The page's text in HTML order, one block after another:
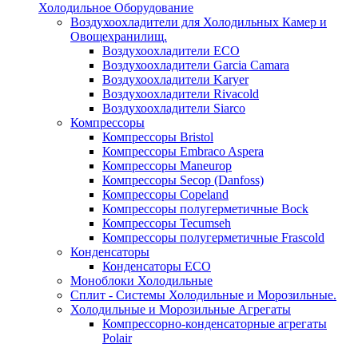
Холодильное Оборудование
Воздухоохладители для Холодильных Камер и
Овощехранилищ.
Воздухоохладители ECO
Воздухоохладители Garcia Camara
Воздухоохладители Karyer
Воздухоохладители Rivacold
Воздухоохладители Siarco
Компрессоры
Компрессоры Bristol
Компрессоры Embraco Aspera
Компрессоры Maneurop
Компрессоры Secop (Danfoss)
Компрессоры Copeland
Компрессоры полугерметичные Bock
Компрессоры Tecumseh
Компрессоры полугерметичные Frascold
Конденсаторы
Конденсаторы ECO
Моноблоки Холодильные
Сплит - Системы Холодильные и Морозильные.
Холодильные и Морозильные Агрегаты
Компрессорно-конденсаторные агрегаты
Polair